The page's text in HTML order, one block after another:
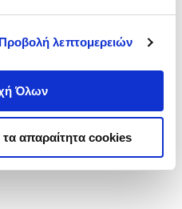
Προβολή λεπτομερειών
Όλων
απαραίτητα cookies